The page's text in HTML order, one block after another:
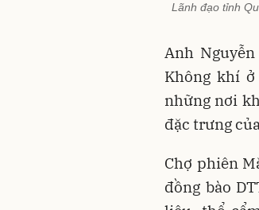
Lãnh đạo tỉnh
Anh
Không khí
những nơi
đặc trưng
Chợ phiên
đồng bào